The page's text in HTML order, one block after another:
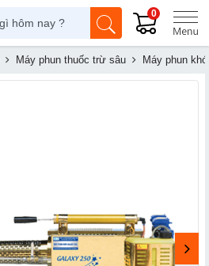
0
Máy phun thuốc trừ sâu Máy phun